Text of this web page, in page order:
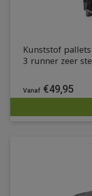
Kunststof
3 runner zeer
€49,95